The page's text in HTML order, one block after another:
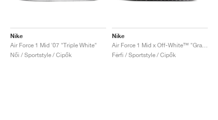
Nike
Air Force 1 Mid '07 "Triple White"
Női / Sportstyle / Cipők
Nike
Férfi / Sportstyle / Cipők